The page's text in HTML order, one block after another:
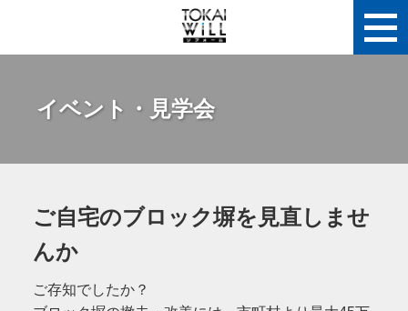
イベント・見学会
ご自宅のブロック塀を見直しませ
んか
ご存知でしたか？